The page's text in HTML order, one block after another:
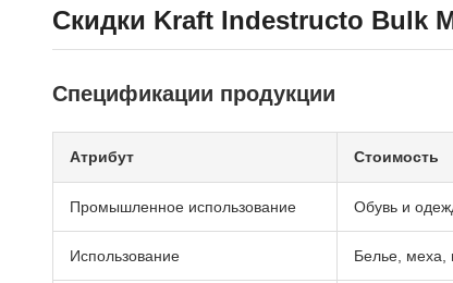
Скидки Kraft Indestructo Bulk
Спецификации продукции
Атрибут Стоимость
Промышленное использование Обувь и
Использование Белье, меха,